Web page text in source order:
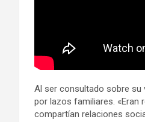
Al ser consultado sobre su
por lazos familiares. «Eran
compartían relaciones